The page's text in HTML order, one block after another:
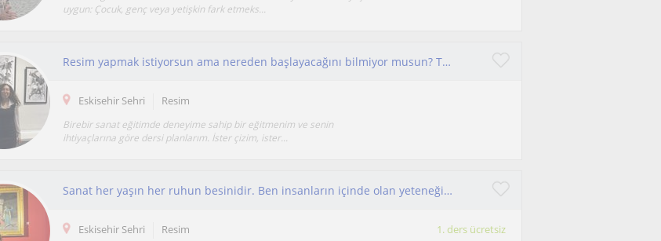
uygun: Çocuk, genç veya yetişkin fark etmeks...
Resim yapmak istiyorsun ama nereden başlayacağını bilmiyor musun? Tamamen sana özel bir ders planı ile gelişimini sağlayabiliriz.
Eskisehir Sehri Resim
Birebir sanat eğitimde deneyime sahip bir eğitmenim ve senin
ihtiyaçlarına göre dersi planlarım. İster çizim, ister...
Sanat her yaşın her ruhun besinidir. Ben insanların içinde olan yeteneği gün yüzüne çıkaracak bir aracıyım.
Eskisehir Sehri Resim 1. ders ücretsiz